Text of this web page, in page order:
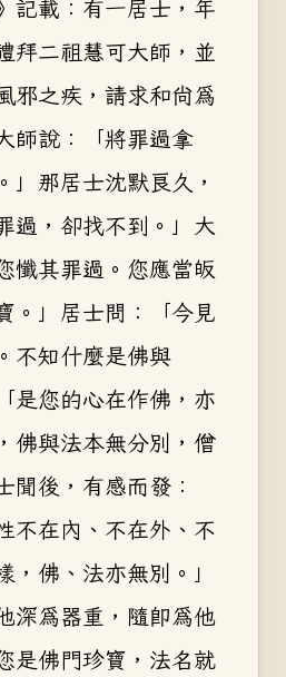
記載：有一居士，年
拜二祖慧可大師，並
邪之疾，請求和尚為
師說：「將罪過拿
」那居士沈默良久，
過，卻找不到。」大
懺其罪過。您應當皈
。」居士問：「今見
不知什麼是佛與
是您的心在作佛，亦
佛與法本無分別，僧
聞後，有感而發：
不在內、不在外、不
佛、法亦無別。」
深為器重，隨即為他
是佛門珍寶，法名就